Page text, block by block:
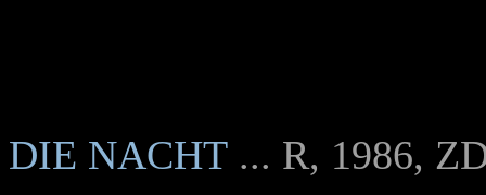
DIE NACHT ... R, 1986,